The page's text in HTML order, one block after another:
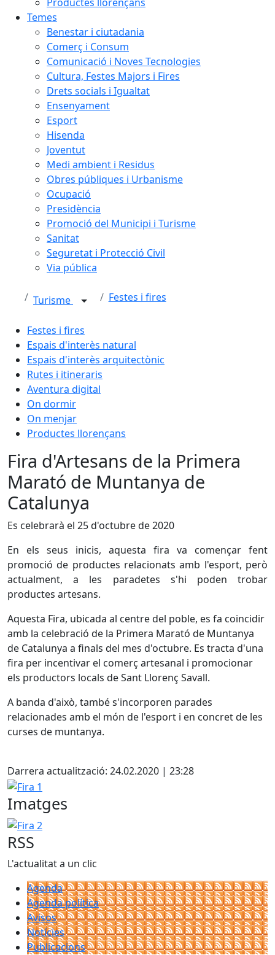
Temes
Benestar i ciutadania
Comerç i Consum
Comunicació i Noves Tecnologies
Cultura, Festes Majors i Fires
Drets socials i Igualtat
Ensenyament
Esport
Hisenda
Joventut
Medi ambient i Residus
Obres públiques i Urbanisme
Ocupació
Presidència
Promoció del Municipi i Turisme
Sanitat
Seguretat i Protecció Civil
Via pública
Turisme Festes i fires
Festes i fires
Espais d'interès natural
Espais d'interès arquitectònic
Rutes i itineraris
Aventura digital
On dormir
On menjar
Productes llorençans
Fira d'Artesans de la Primera
Marató de Muntanya de
Catalunya
Es celebrarà el 25 d'octubre de 2020
En els seus inicis, aquesta fira va començar fent
promoció de productes relacionats amb l'esport, però
actualment, a les paradetes s'hi poden trobar
productes artesans.
Aquesta Fira, ubicada al centre del poble, es fa coincidir
amb la celebració de la Primera Marató de Muntanya
de Catalunya a finals del mes d'octubre. Es tracta d'una
fira per incentivar el comerç artesanal i promocionar
els productors locals de Sant Llorenç Savall.
A banda d'això, també s'incorporen parades
relacionades amb el món de l'esport i en concret de les
curses de muntanya.
Darrera actualització: 24.02.2020 | 23:28
Fira 1
Imatges
Fira 2
RSS
L'actualitat a un clic
Agenda
Agenda política
Avisos
Notícies
Publicacions